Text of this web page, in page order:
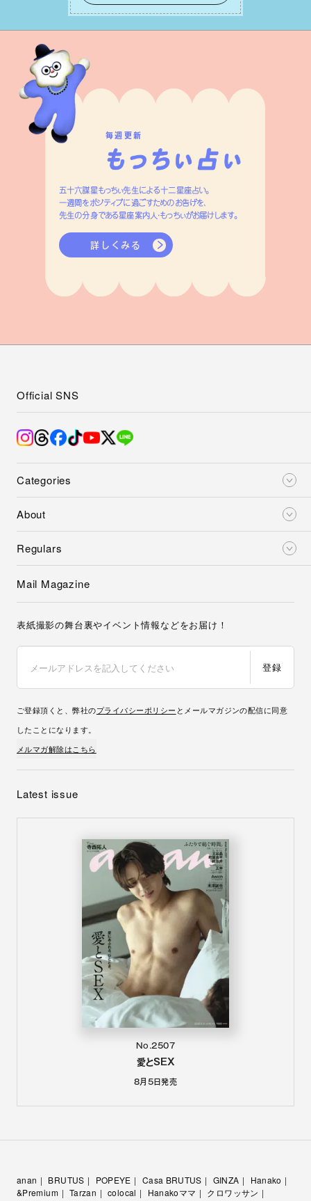
って有意義で安定した成果を引き寄せま
す。
毎週更新
五十六謀星もっちぃ先生による十二星座占い。
一週間をポジティブに過ごすためのお告げを、
先生の分身である星座案内人・もっちぃがお届けします。
詳しくみる
Categories
About
Regulars
Official SNS
Mail Magazine
表紙撮影の舞台裏やイベント情報などをお届け！
登録
ご登録頂くと、弊社のプライバシーポリシー とメールマガジンの配信に同意
したことになります。
メルマガ解除はこちら
Latest issue
No.2507
愛とSEX
8月5日発売
anan BRUTUS POPEYE Casa BRUTUS GINZA
Hanako
&Premium
Tarzan colocal Hanakoママ
クロワッサン